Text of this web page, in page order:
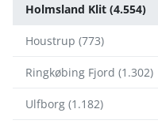
Holmsland Klit (4.554)
Houstrup (773)
Ringkøbing Fjord (1.302)
Ulfborg (1.182)